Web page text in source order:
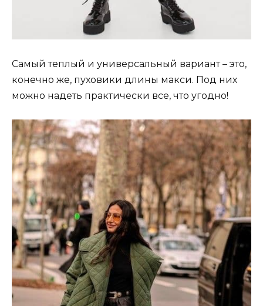
Самый теплый и универсальный вариант – это,
конечно же, пуховики длины макси. Под них
можно надеть практически все, что угодно!